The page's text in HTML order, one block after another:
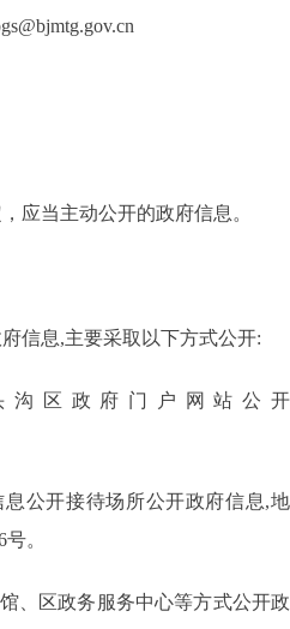
应当主动公开的政府信息。
信息,主要采取以下方式公开:
沟区政府门户网站公开
公开接待场所公开政府信息,地
。
、区政务服务中心等方式公开政